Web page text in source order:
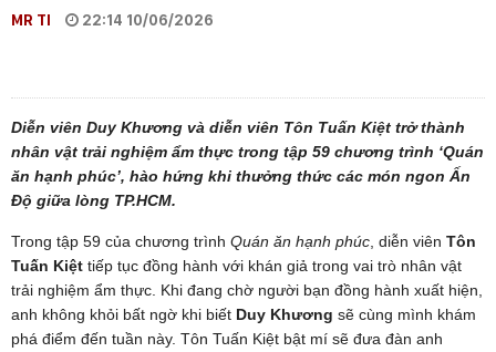
MR TI 22:14 10/06/2026
Diễn viên Duy Khương và diễn viên Tôn Tuấn Kiệt trở thành
nhân vật trải nghiệm ẩm thực trong tập 59 chương trình ‘Quán
ăn hạnh phúc’, hào hứng khi thưởng thức các món ngon Ấn
Độ giữa lòng TP.HCM.
Trong tập 59 của chương trình Quán ăn hạnh phúc , diễn viên Tôn
Tuấn Kiệt tiếp tục đồng hành với khán giả trong vai trò nhân vật
trải nghiệm ẩm thực. Khi đang chờ người bạn đồng hành xuất hiện,
anh không khỏi bất ngờ khi biết Duy Khương sẽ cùng mình khám
phá điểm đến tuần này. Tôn Tuấn Kiệt bật mí sẽ đưa đàn anh